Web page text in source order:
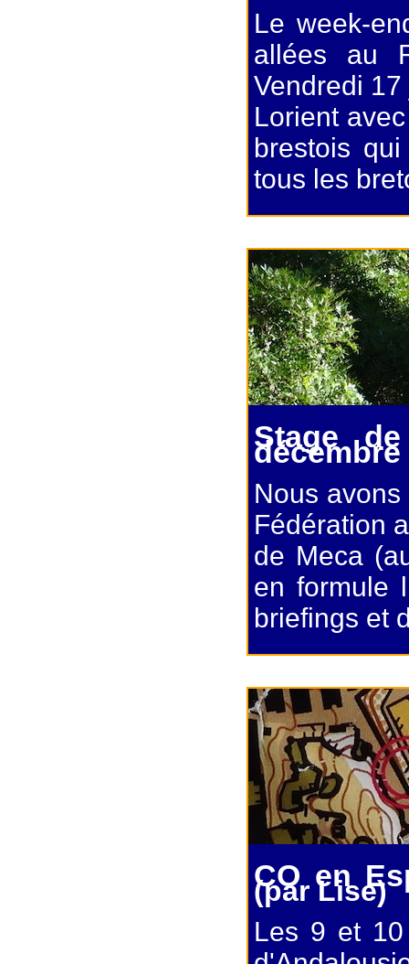
Le week-
allées au
Vendredi
Lorient
brestois
tous les
Stage
Nous
Fédération
de Meca
en formule
briefings et
CO en
(par Lise)
Les 9 et 10